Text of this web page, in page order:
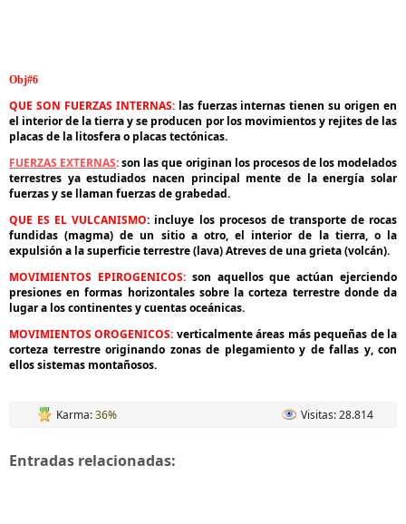
Obj#6
QUE SON FUERZAS INTERNAS:las fuerzas internas tienen su origen en
el interior de la tierra y se producen por los movimientos y rejites de las
placas de la litosfera o placas tectónicas.
FUERZAS EXTERNAS:son las que originan los procesos de los modelados
terrestres ya estudiados nacen principal mente de la energía solar
fuerzas y se llaman fuerzas de grabedad.
QUE ES EL VULCANISMO: incluye los procesos de transporte de rocas
fundidas (magma) de un sitio a otro, el interior de la tierra, o la
expulsión a la superficie terrestre (lava) Atreves de una grieta (volcán).
MOVIMIENTOS EPIROGENICOS:son aquellos que actúan ejerciendo
presiones en formas horizontales sobre la corteza terrestre donde da
lugar a los continentes y cuentas oceánicas.
MOVIMIENTOS OROGENICOS: verticalmente áreas más pequeñas de la
corteza terrestre originando zonas de plegamiento y de fallas y, con
ellos sistemas montañosos.
Karma:36% Visitas: 28.814
Entradas relacionadas: